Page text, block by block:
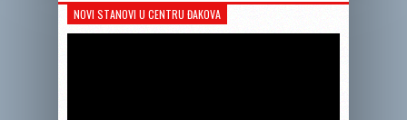
NOVI STANOVI U CENTRU ĐAKOVA